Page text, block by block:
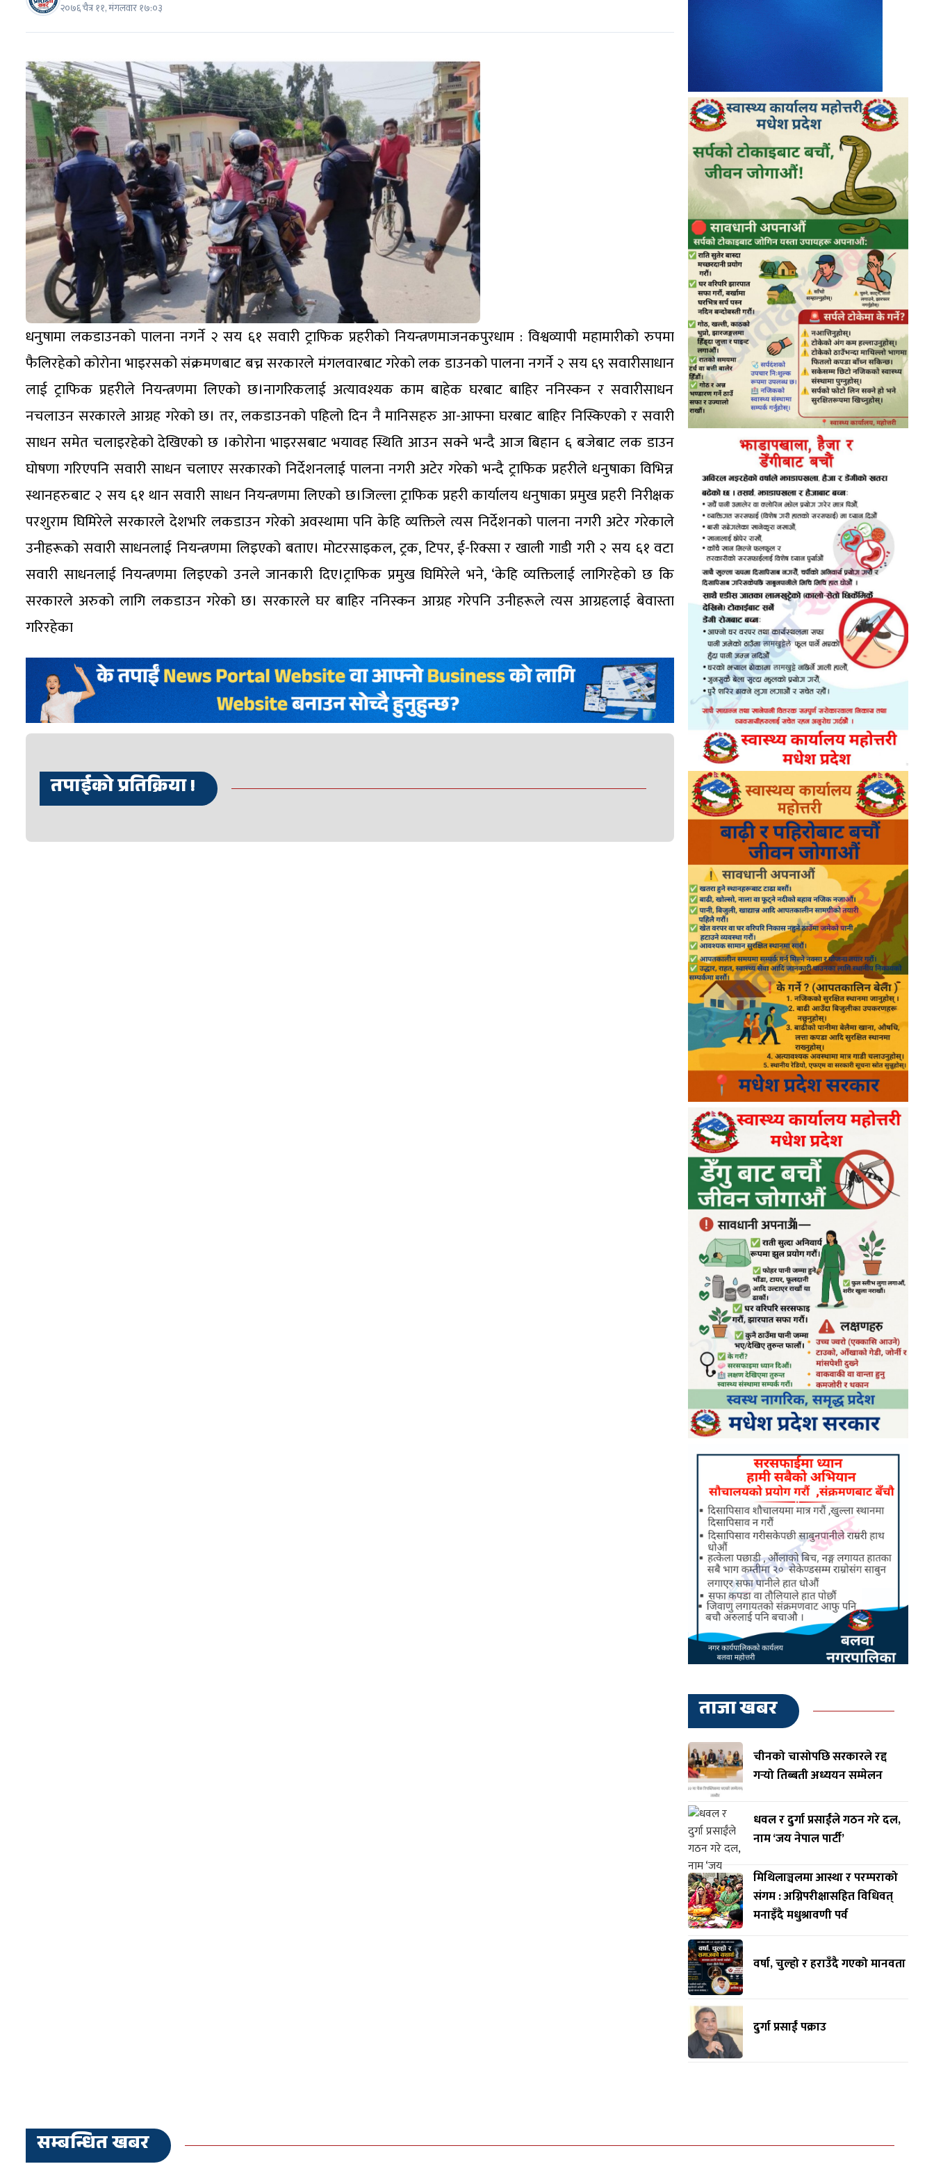
७ र्‍याली
८ धनुषामा सर्वपक्षीय बैठक सुरु ९
बालबालिकालाई अत्यावश्यक बाहेक बाहिर
जान नदिन मधेश सरकारको अपिल
२०७६ चैत्र ११, मंगलवार १७:०३
धनुषामा लकडाउनको पालना नगर्ने २ सय ६१ सवारी ट्राफिक प्रहरीको नियन्त्रणमाजनकपुरधाम : विश्वव्यापी महामारीको रुपमा
फैलिरहेको कोरोना भाइरसको संक्रमणबाट बच्न सरकारले मंगलवारबाट गरेको लक डाउनको पालना नगर्ने २ सय ६९ सवारीसाधान
लाई ट्राफिक प्रहरीले नियन्त्रणमा लिएको छ।नागरिकलाई अत्यावश्यक काम बाहेक घरबाट बाहिर ननिस्कन र सवारीसाधन
नचलाउन सरकारले आग्रह गरेको छ। तर, लकडाउनको पहिलो दिन नै मानिसहरु आ-आफ्ना घरबाट बाहिर निस्किएको र सवारी
साधन समेत चलाइरहेको देखिएकाे छ ।कोरोना भाइरसबाट भयावह स्थिति आउन सक्ने भन्दै आज बिहान ६ बजेबाट लक डाउन
घोषणा गरिएपनि सवारी साधन चलाएर सरकारको निर्देशनलाई पालना नगरी अटेर गरेको भन्दै ट्राफिक प्रहरीले धनुषाका विभिन्न
स्थानहरुबाट २ सय ६१ थान सवारी साधन नियन्त्रणमा लिएको छ।जिल्ला ट्राफिक प्रहरी कार्यालय धनुषाका प्रमुख प्रहरी निरीक्षक
परशुराम घिमिरेले सरकारले देशभरि लकडाउन गरेको अवस्थामा पनि केहि व्यक्तिले त्यस निर्देशनको पालना नगरी अटेर गरेकाले
उनीहरूको सवारी साधनलाई नियन्त्रणमा लिइएको बताए। मोटरसाइकल, ट्रक, टिपर, ई-रिक्सा र खाली गाडी गरी २ सय ६१ वटा
सवारी साधनलाई नियन्त्रणमा लिइएको उनले जानकारी दिए।ट्राफिक प्रमुख घिमिरेले भने, ‘केहि व्यक्तिलाई लागिरहेको छ कि
सरकारले अरुको लागि लकडाउन गरेको छ। सरकारले घर बाहिर ननिस्कन आग्रह गरेपनि उनीहरूले त्यस आग्रहलाई बेवास्ता
गरिरहेका
तपाईको प्रतिक्रिया !
ताजा खबर
चीनको चासोपछि सरकारले रद्द
गर्‍यो तिब्बती अध्ययन सम्मेलन
धवल र दुर्गा प्रसाईंले गठन गरे दल,
नाम ‘जय नेपाल पार्टी’
मिथिलाञ्चलमा आस्था र परम्पराको
संगम : अग्निपरीक्षासहित विधिवत्
मनाइँदै मधुश्रावणी पर्व
वर्षा, चुल्हो र हराउँदै गएको मानवता
दुर्गा प्रसाईं पक्राउ
सम्बन्धित खबर